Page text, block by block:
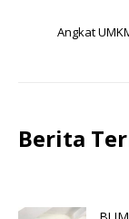
Angkat
Berita